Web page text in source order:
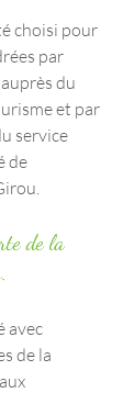
choisi pour
par
du
et par
service
de
de la
avec
de la